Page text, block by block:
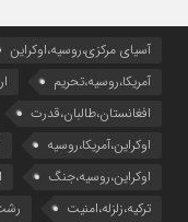
آسیای مرکزی،روسیه،اوکراین
آمریکا،روسیه،تحریم
افغانستان،طالبان،قدرت
اوکراین،آمریکا،روسیه
اوکراین،روسیه،جنگ
ترکیه،زلزله،امنیت